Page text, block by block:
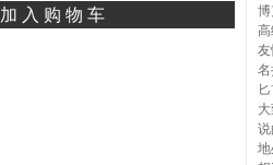
加 入 购 物 车